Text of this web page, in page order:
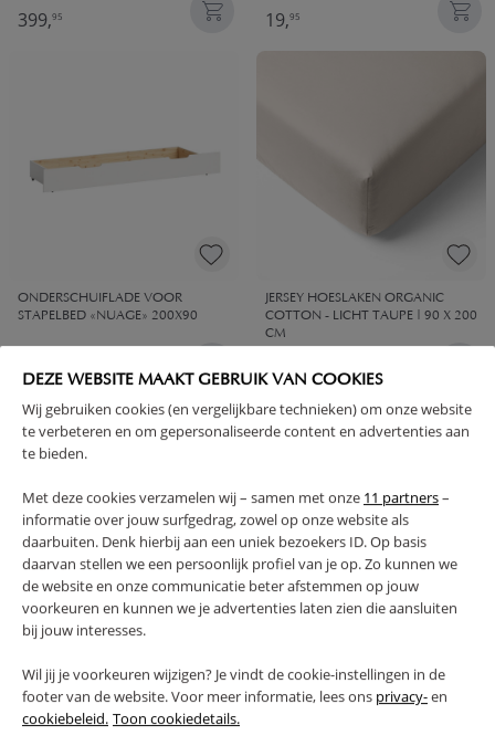
DEZE WEBSITE MAAKT GEBRUIK VAN COOKIES
Wij gebruiken cookies (en vergelijkbare technieken) om onze website
te verbeteren en om gepersonaliseerde content en advertenties aan
te bieden.
Met deze cookies verzamelen wij – samen met onze 11 partners–
informatie over jouw surfgedrag, zowel op onze website als
daarbuiten. Denk hierbij aan een uniek bezoekers ID. Op basis
daarvan stellen we een persoonlijk profiel van je op. Zo kunnen we
de website en onze communicatie beter afstemmen op jouw
voorkeuren en kunnen we je advertenties laten zien die aansluiten
bij jouw interesses.
Wil jij je voorkeuren wijzigen? Je vindt de cookie-instellingen in de
footer van de website. Voor meer informatie, lees ons privacy-en
cookiebeleid. Toon cookiedetails.
399,95 19,95
ONDERSCHUIFLADE VOOR
STAPELBED «NUAGE» 200X90
159,95
JERSEY HOESLAKEN ORGANIC
COTTON - LICHT TAUPE | 90 X 200
CM
19, 95
90 X 200 CM | NATUREL
549,95